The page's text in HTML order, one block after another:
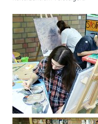
FÖRDERUNG UND
BUSVERBINDUNGEN
FORMULARE
ANSPRECHPARTNER
FÖRDERVEREIN